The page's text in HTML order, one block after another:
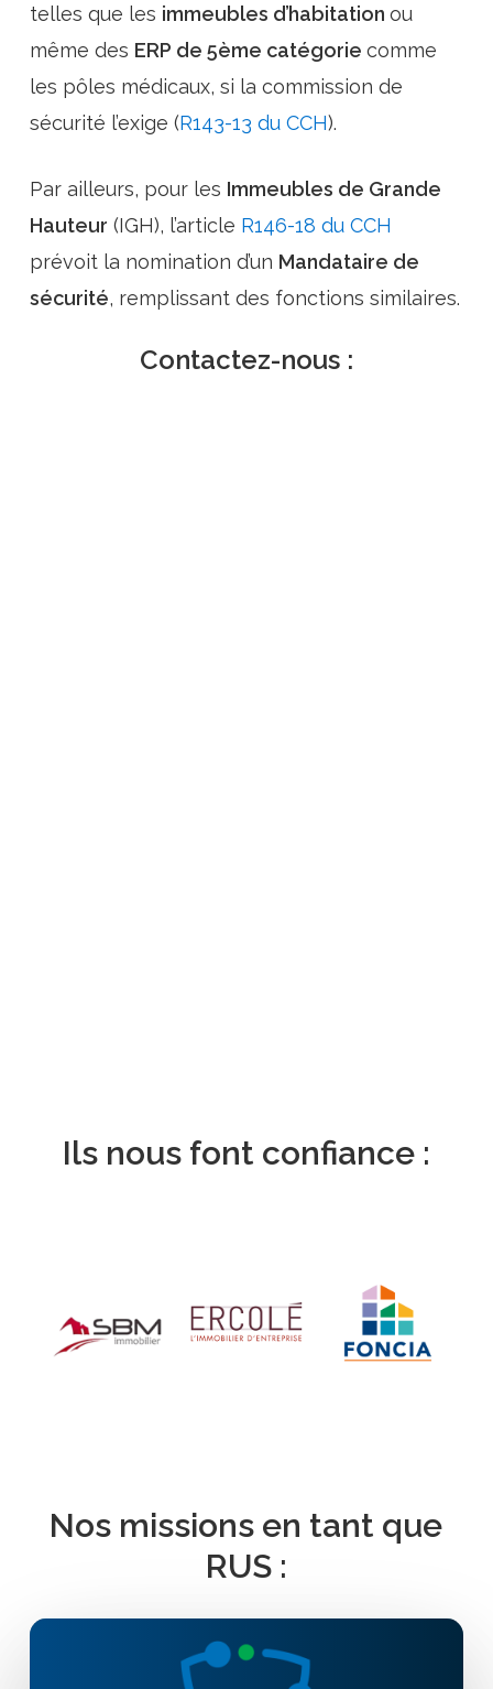
telles que les immeubles d’habitation ou
même des ERP de 5ème catégorie comme
les pôles médicaux, si la commission de
sécurité l’exige (R143-13 du CCH).
Par ailleurs, pour les Immeubles de Grande
Hauteur (IGH), l’article R146-18 du CCH
prévoit la nomination d’un Mandataire de
sécurité, remplissant des fonctions similaires.
Contactez-nous :
Ils nous font confiance :
Nos missions en tant que
RUS :